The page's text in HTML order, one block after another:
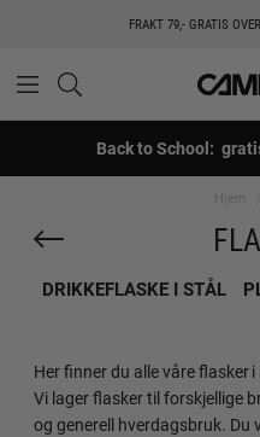
FRAKT 79,- GRATIS
Back to School:
Hjem
DRIKKEFLASKE I STÅL
Her finner du alle våre flasker
Vi lager flasker til forskjellige
og generell hverdagsbruk. Du